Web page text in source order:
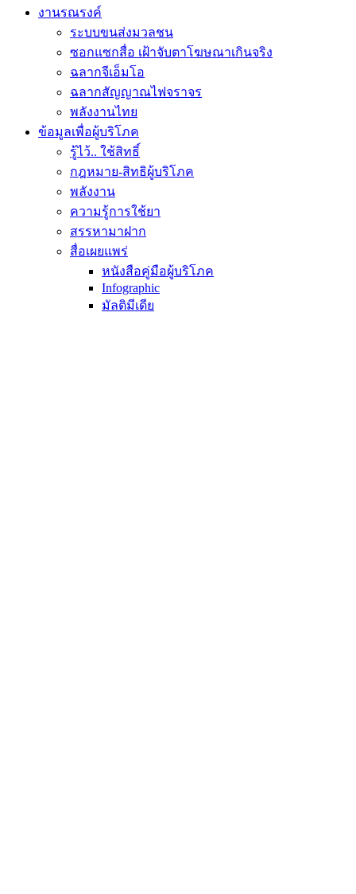
งานรณรงค์
ระบบขนส่งมวลชน
ซอกแซกสื่อ เฝ้าจับตาโฆษณาเกินจริง
ฉลากจีเอ็มโอ
ฉลากสัญญาณไฟจราจร
พลังงานไทย
ข้อมูลเพื่อผู้บริโภค
รู้ไว้.. ใช้สิทธิ์
กฎหมาย-สิทธิผู้บริโภค
พลังงาน
ความรู้การใช้ยา
สรรหามาฝาก
สื่อเผยแพร่
หนังสือคู่มือผู้บริโภค
Infographic
มัลติมีเดีย